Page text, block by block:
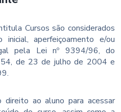
Cursos são considerados
aperfeiçoamento e/ou
pela Lei nº 9394/96, do
de 23 de julho de 2004 e
ao aluno para acessar